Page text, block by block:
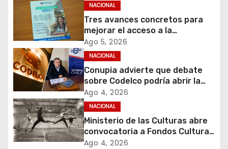
n
d
e
e
n
NACIONAL
Tres avances concretos para
mejorar el acceso a la
información y proteger los
derechos de los contribuyentes
en materia de avalúos y
contribuciones
Ago 5, 2026
NACIONAL
Conupia advierte que debate
sobre Codelco podría abrir la
puerta a una nueva ola de
privatizaciones en Chile
Ago 4, 2026
NACIONAL
Ministerio de las Culturas abre
convocatoria a Fondos Cultura
2027 con foco en
Ago 4, 2026